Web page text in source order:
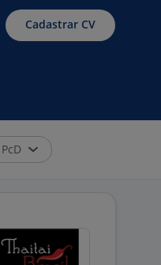
Cadastrar CV
PcD